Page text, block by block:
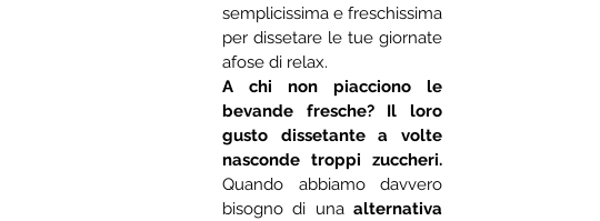
semplicissima e freschissima
per dissetare le tue giornate
afose di relax.
A chi non piacciono le
bevande fresche? Il loro
gusto dissetante a volte
Quando abbiamo davvero
bisogno di una alternativa